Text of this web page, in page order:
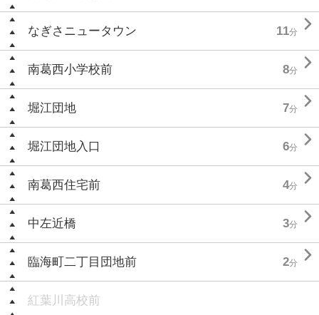
なぎさニュータウン 11分 
南葛西小学校前 8分 
堀江団地 7分 
堀江団地入口 6分 
南葛西住宅前 4分 
中左近橋 3分 
臨海町二丁目団地前 2分 
紅葉川高校前